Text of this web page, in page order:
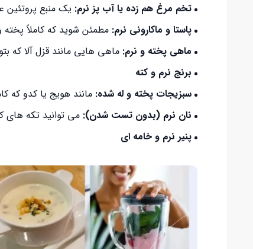
تخم مرغ هم زده یا آب پز نرم: یک منبع پروتئین
پاستا و ماکارونی نرم: مطمئن شوید که کاملاً پخته
ماهی پخته و نرم: ماهی هایی مانند قزل آلا که
برنج نرم و کته
سبزیجات پخته و له شده: مانند هویج یا کدو که
نان نرم (بدون تست شدن): می توانید تکه های
پنیر نرم و خامه ای